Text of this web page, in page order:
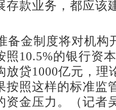
存款业务，都应该
金制度将对机构
照10.5%的银行资
放贷1000亿元，理
按照这样的标准监
资金压力。（记者